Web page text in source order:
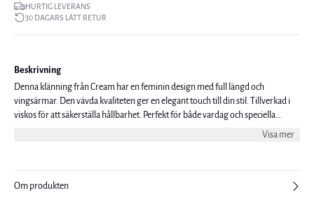
HURTIG LEVERANS
30 DAGARS LÄTT RETUR
Beskrivning
Denna klänning från Cream har en feminin design med full längd och
vingsärmar. Den vävda kvaliteten ger en elegant touch till din stil. Tillverkad i
viskos för att säkerställa hållbarhet. Perfekt för både vardag och speciella
Visa mer
Om produkten